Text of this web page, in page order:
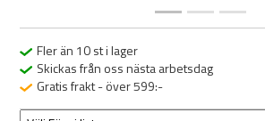
Fler än 10 st i lager
Skickas från oss nästa arbetsdag
Gratis frakt - över 599:-